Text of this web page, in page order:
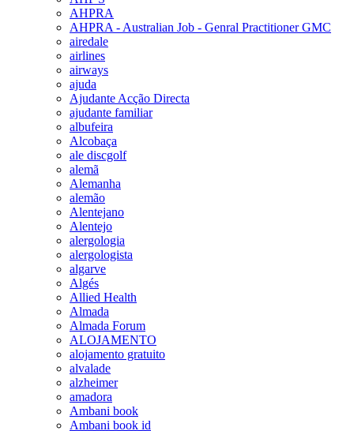
AHPRA
AHPRA - Australian Job - Genral Practitioner GMC
airedale
airlines
airways
ajuda
Ajudante Acção Directa
ajudante familiar
albufeira
Alcobaça
ale discgolf
alemã
Alemanha
alemão
Alentejano
Alentejo
alergologia
alergologista
algarve
Algés
Allied Health
Almada
Almada Forum
ALOJAMENTO
alojamento gratuito
alvalade
alzheimer
amadora
Ambani book
Ambani book id